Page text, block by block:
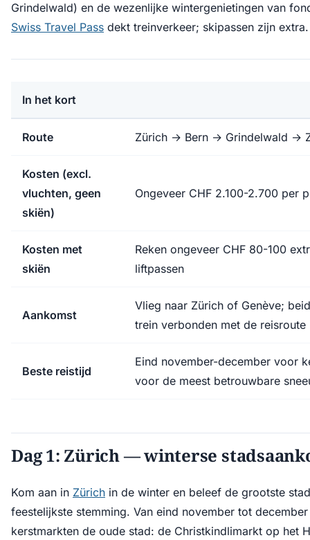
Grindelwald) en de wezenlijke wintergenietingen van
Swiss Travel Pass dekt treinverkeer; skipassen zijn extra.
In het kort
Route Zürich → Bern → Grindelwald →
Kosten (excl.
vluchten, geen
skiën)
Ongeveer CHF 2.100-2.700 per
Kosten met
skiën
Reken ongeveer CHF 80-100
liftpassen
Aankomst
Vlieg naar Zürich of Genève;
trein verbonden met de reisroute
Beste reistijd
Eind november-december voor
voor de meest betrouwbare
Dag 1: Zürich — winterse
Kom aan in Zürich in de winter en beleef de grootste
feestelijkste stemming. Van eind november tot
kerstmarkten de oude stad: de Christkindlimarkt op het